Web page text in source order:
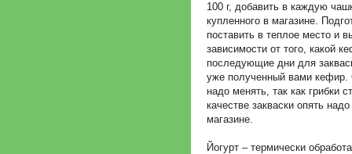
100 г, добавить в каждую
купленного в магазине.
поставить в теплое место и
зависимости от того, какой
последующие дни для
уже полученный вами кефир.
надо менять, так как грибки
качестве закваски опять
магазине.
Йогурт – термически